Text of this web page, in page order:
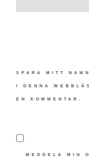
SPARA MITT
I DENNA
EN KOMMENTAR.
MEDDELA MIG